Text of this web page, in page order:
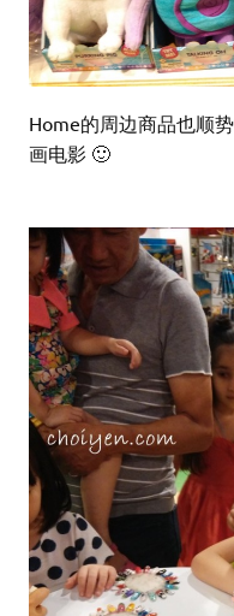
Home的周边商品也顺
画电影 🙂